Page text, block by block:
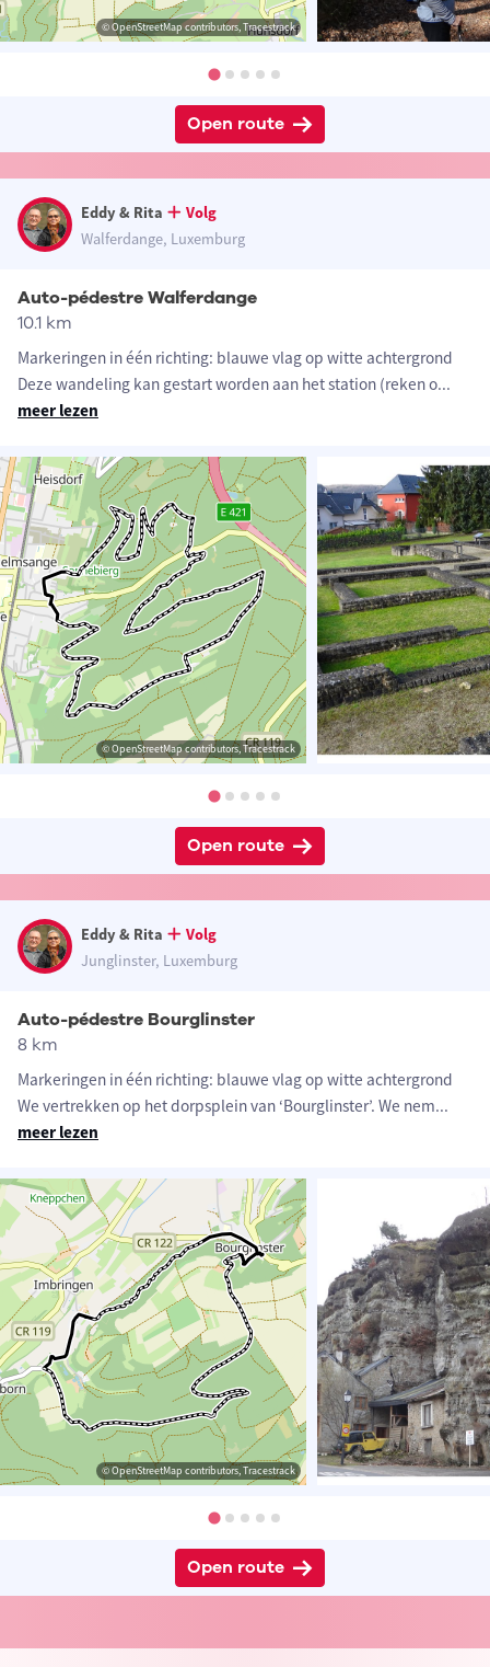
© OpenStreetMap contributors, Tracestrack
Open route
Eddy & Rita
Volg
Walferdange, Luxemburg
Auto-pédestre Walferdange
10.1 km
Markeringen in één richting: blauwe vlag op witte achtergrond
Deze wandeling kan gestart worden aan het station (reken o...
meer lezen
© OpenStreetMap contributors, Tracestrack
Open route
Eddy & Rita
Volg
Junglinster, Luxemburg
Auto-pédestre Bourglinster
8 km
Markeringen in één richting: blauwe vlag op witte achtergrond
We vertrekken op het dorpsplein van ‘Bourglinster’. We nem...
meer lezen
© OpenStreetMap contributors, Tracestrack
Open route